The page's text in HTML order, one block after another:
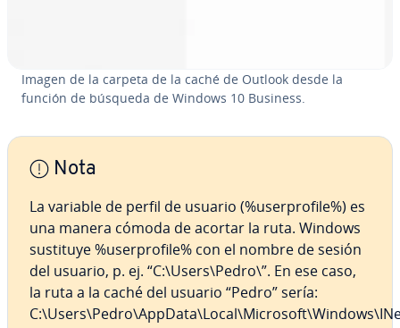
Imagen de la carpeta de la caché de Outlook desde la
función de búsqueda de Windows 10 Business.
Nota
La variable de perfil de usuario (%use­r­pro­fi­le%) es
una manera cómoda de acortar la ruta. Windows
sustituye %use­r­pro­fi­le% con el nombre de sesión
del usuario, p. ej. “C:\Users\Pedro\”. En ese caso,
la ruta a la caché del usuario “Pedro” sería: